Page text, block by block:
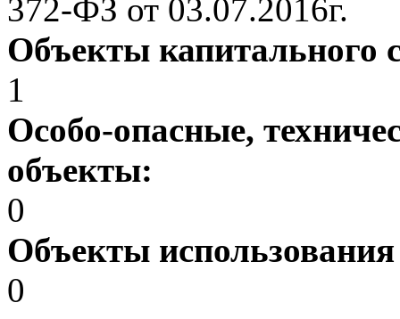
372-ФЗ от 03.07.2016г.
Объекты капитального
1
Особо-опасные,
объекты:
0
Объекты
0